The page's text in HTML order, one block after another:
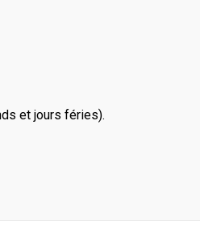
et jours féries).